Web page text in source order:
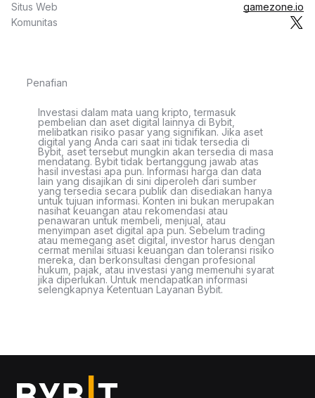
Situs Web
gamezone.io
Komunitas
Penafian
Investasi dalam mata uang kripto, termasuk
pembelian dan aset digital lainnya di Bybit,
melibatkan risiko pasar yang signifikan. Jika aset
digital yang Anda cari saat ini tidak tersedia di
Bybit, aset tersebut mungkin akan tersedia di masa
mendatang. Bybit tidak bertanggung jawab atas
hasil investasi apa pun. Informasi harga dan data
lain yang disajikan di sini diperoleh dari sumber
yang tersedia secara publik dan disediakan hanya
untuk tujuan informasi. Konten ini bukan merupakan
nasihat keuangan atau rekomendasi atau
penawaran untuk membeli, menjual, atau
menyimpan aset digital apa pun. Sebelum trading
atau memegang aset digital, investor harus dengan
cermat menilai situasi keuangan dan toleransi risiko
mereka, dan berkonsultasi dengan profesional
hukum, pajak, atau investasi yang memenuhi syarat
jika diperlukan. Untuk mendapatkan informasi
selengkapnya Ketentuan Layanan Bybit.